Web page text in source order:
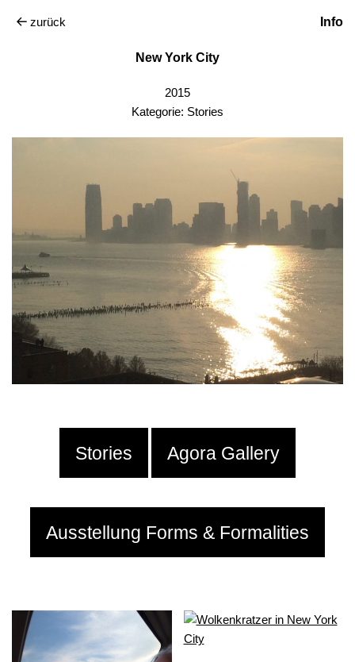
zurück Info
New York City
2015
Kategorie: Stories
Stories Agora Gallery
Ausstellung Forms & Formalities